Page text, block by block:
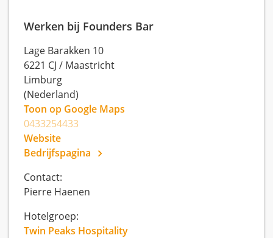
Werken bij Founders Bar
Lage Barakken 10
6221 CJ / Maastricht
Limburg
(Nederland)
Toon op Google Maps
0433254433
Website
Bedrijfspagina
Contact:
Pierre Haenen
Hotelgroep:
Twin Peaks Hospitality